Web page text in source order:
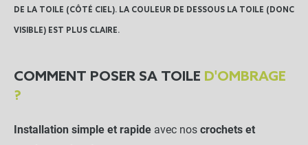
DE LA TOILE (CÔTÉ CIEL). LA COULEUR DE DESSOUS LA TOILE (DONC
VISIBLE) EST PLUS CLAIRE.
COMMENT POSER SA TOILE D'OMBRAGE
?
Installation simple et rapide avec nos crochets et